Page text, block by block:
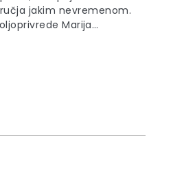
jakim nevremenom.
Marija